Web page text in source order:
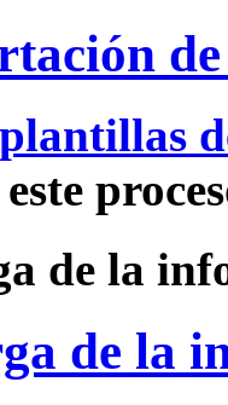
de
plantillas
de la
de la